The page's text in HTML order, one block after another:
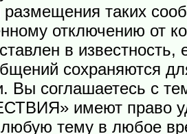
размещения таких
отключению от
в
сохраняются
Вы соглашаетесь с
имеют право
тему в любое